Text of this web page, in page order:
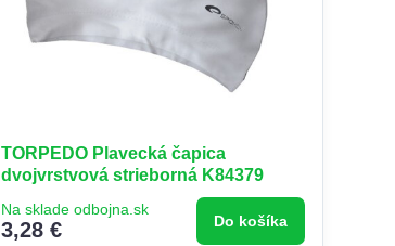
TORPEDO Plavecká čapica
dvojvrstvová strieborná K84379
Na sklade odbojna.sk
3,28 € Do košíka